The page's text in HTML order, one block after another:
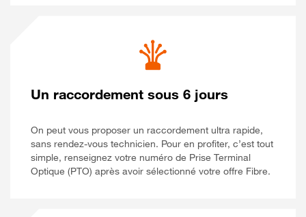
Un raccordement sous 6 jours
On peut vous proposer un raccordement ultra rapide,
sans rendez-vous technicien. Pour en profiter, c’est tout
simple, renseignez votre numéro de Prise Terminal
Optique (PTO) après avoir sélectionné votre offre Fibre.